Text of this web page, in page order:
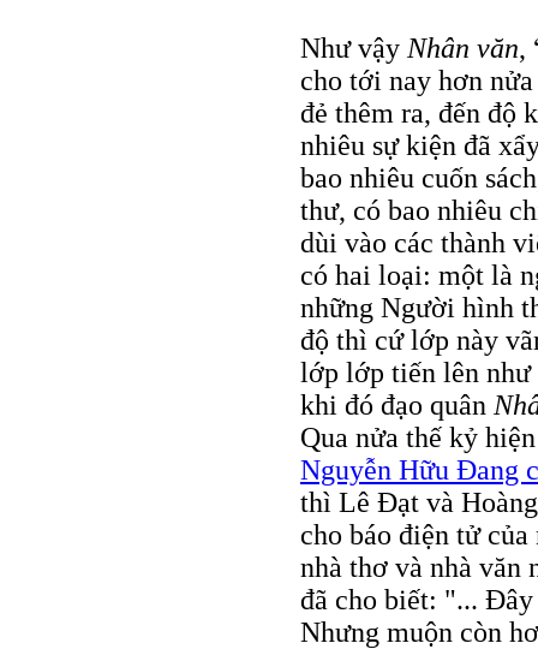
Như vậy Nhân văn,
cho tới nay hơn
đẻ thêm ra, đến độ
nhiêu sự kiện đã
bao nhiêu cuốn
thư, có bao nhiêu
dùi vào các thành
có hai loại: một là
những Người hình
độ thì cứ lớp này
lớp lớp tiến lên như
khi đó đạo quân
Qua nửa thế kỷ
Nguyễn Hữu Đang
thì Lê Đạt và
cho báo điện tử
nhà thơ và nhà văn
đã cho biết: "...
Nhưng muộn còn